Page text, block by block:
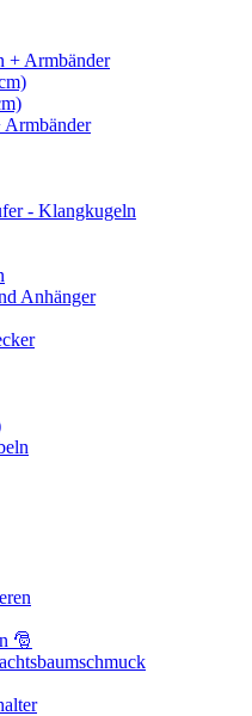
+ Armbänder
Armbänder
- Klangkugeln
Anhänger
🎅